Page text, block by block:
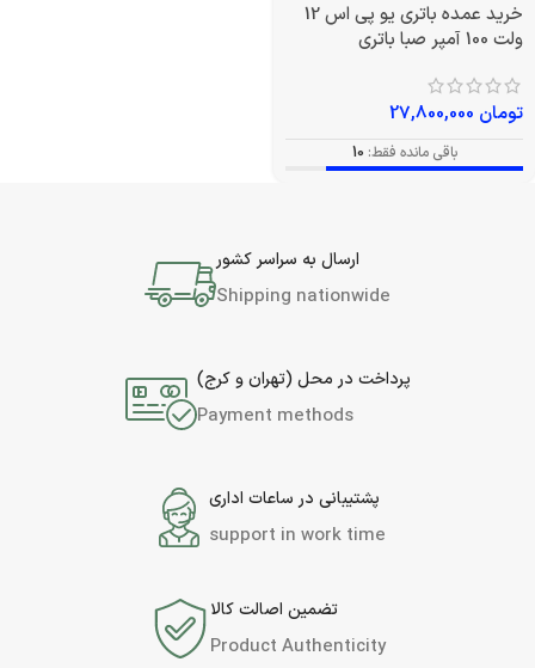
خرید عمده باتری یو پی اس 12
ولت 100 آمپر صبا باتری
تومان
باقی مانده فقط: 10
ارسال به سراسر کشور
Shipping nationwide
پرداخت در محل (تهران و کرج)
Payment methods
پشتیبانی در ساعات اداری
support in work time
تضمین اصالت کالا
Product Authenticity